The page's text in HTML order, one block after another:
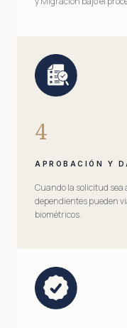
4
APROBACIÓN Y
Cuando la solicitud sea
dependientes pueden
biométricos.